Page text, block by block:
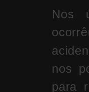
Nos
nos
para